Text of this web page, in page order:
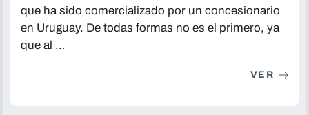
que ha sido comercializado por un concesionario
en Uruguay. De todas formas no es el primero, ya
que al …
VER